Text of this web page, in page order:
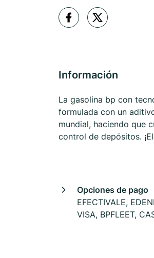
Información
La gasolina bp con
formulada con un
mundial, haciendo que
control de depósitos.
Opciones de pago
EFECTIVALE,
VISA, BPFLEET,